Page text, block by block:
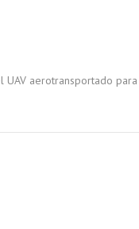
aerotransportado